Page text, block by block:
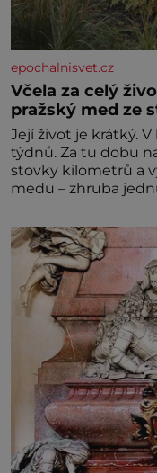
epochalnisvet.cz
Včela za celý
pražský med ze
Její život je krátký.
týdnů. Za tu dobu
stovky kilometrů a
medu – zhruba
dalšími desítkami
vznikne jeden z